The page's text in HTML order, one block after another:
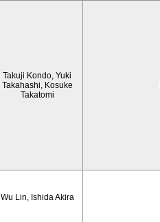
Takuji Kondo, Yuki
Takahashi, Kosuke
Takatomi
Wu Lin, Ishida Akira